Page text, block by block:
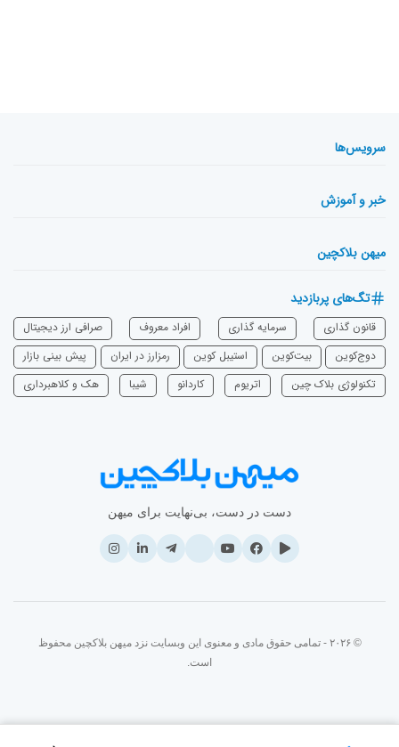
سرویس‌ها
خبر و آموزش
میهن بلاکچین
تگ‌های پربازدید
قانون گذاری سرمایه‌ گذاری افراد معروف
صرافی ارز دیجیتال
دوج‌کوین
بیت‌کوین استیبل کوین رمزارز در ایران
پیش بینی بازار
تکنولوژی بلاک چین
اتریوم ‌کاردانو شیبا هک و کلاهبرداری
دست در دست، بی‌نهایت برای میهن
© ۲۰۲۶ - تمامی حقوق مادی و معنوی این وبسایت نزد میهن بلاکچین محفوظ
است.